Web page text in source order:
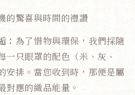
的驚喜與時間的禮讚
： 為了惜物與環保，我們採隨
一只眼罩的配色（米、灰、
安排。當您收到時，那便是屬
對應的織品能量。